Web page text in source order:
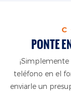
PONTE
teléfono en el
enviarle un